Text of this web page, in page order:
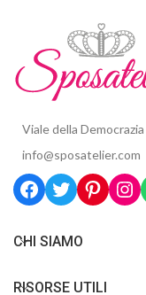
Viale della
info@sposatelier.com
CHI SIAMO
RISORSE UTILI